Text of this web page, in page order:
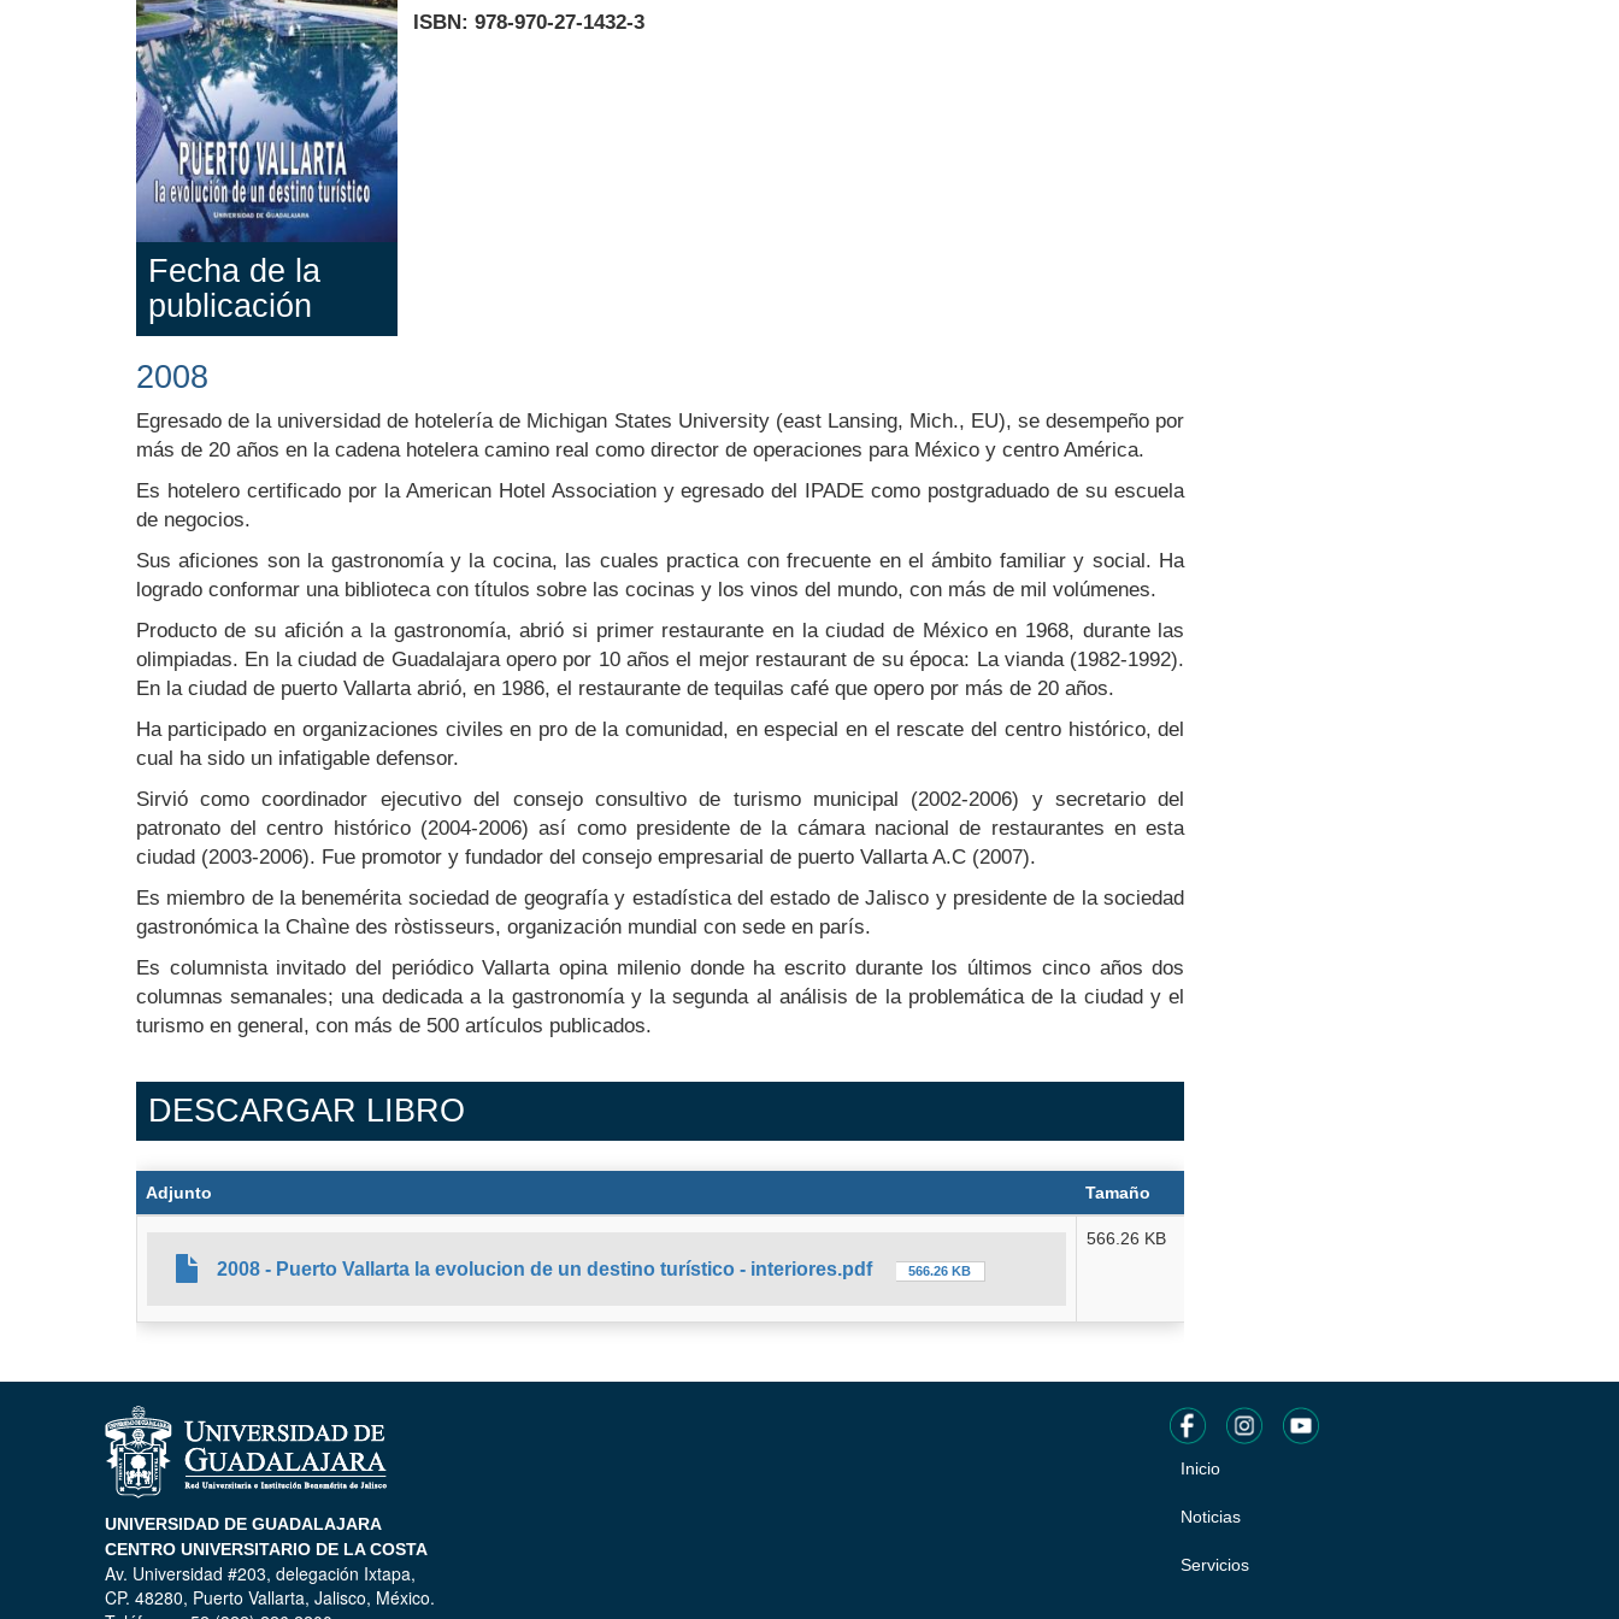
Fecha de la
publicación
2008
ISBN: 978-970-27-1432-3
Body
Egresado de la universidad de hotelería de Michigan States University (east Lansing, Mich., EU), se desempeño por
más de 20 años en la cadena hotelera camino real como director de operaciones para México y centro América.
Es hotelero certificado por la American Hotel Association y egresado del IPADE como postgraduado de su escuela
de negocios.
Sus aficiones son la gastronomía y la cocina, las cuales practica con frecuente en el ámbito familiar y social. Ha
logrado conformar una biblioteca con títulos sobre las cocinas y los vinos del mundo, con más de mil volúmenes.
Producto de su afición a la gastronomía, abrió si primer restaurante en la ciudad de México en 1968, durante las
olimpiadas. En la ciudad de Guadalajara opero por 10 años el mejor restaurant de su época: La vianda (1982-1992).
En la ciudad de puerto Vallarta abrió, en 1986, el restaurante de tequilas café que opero por más de 20 años.
Ha participado en organizaciones civiles en pro de la comunidad, en especial en el rescate del centro histórico, del
cual ha sido un infatigable defensor.
Sirvió como coordinador ejecutivo del consejo consultivo de turismo municipal (2002-2006) y secretario del
patronato del centro histórico (2004-2006) así como presidente de la cámara nacional de restaurantes en esta
ciudad (2003-2006). Fue promotor y fundador del consejo empresarial de puerto Vallarta A.C (2007).
Es miembro de la benemérita sociedad de geografía y estadística del estado de Jalisco y presidente de la sociedad
gastronómica la Chaìne des ròstisseurs, organización mundial con sede en parís.
Es columnista invitado del periódico Vallarta opina milenio donde ha escrito durante los últimos cinco años dos
columnas semanales; una dedicada a la gastronomía y la segunda al análisis de la problemática de la ciudad y el
turismo en general, con más de 500 artículos publicados.
DESCARGAR LIBRO
Adjunto Tamaño
2008 - Puerto Vallarta la evolucion de un destino turístico - interiores.pdf 566.26 KB
566.26 KB
UNIVERSIDAD DE GUADALAJARA
CENTRO UNIVERSITARIO DE LA COSTA
Av. Universidad #203, delegación Ixtapa,
CP. 48280, Puerto Vallarta, Jalisco, México.
Pie
de
página
Inicio
Noticias
Servicios